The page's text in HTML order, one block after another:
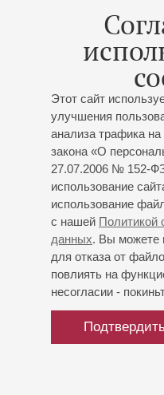
Этот сайт
улучшения
анализа трафика
закона «О
27.07.2006 № 152-
использование
использование
с нашей Политикой
данных. Вы можете
для отказа от
повлиять на
несогласии -
Подтвердить
(«Cosi fan tutte»
Лыкова («Царская
Водемона, Ленского
Чайковского), Молодого
Антонио («Дуэнья»
Девятой симфонии
сцене Мариинского
Выступает с
духовной музыки,
композиторов.